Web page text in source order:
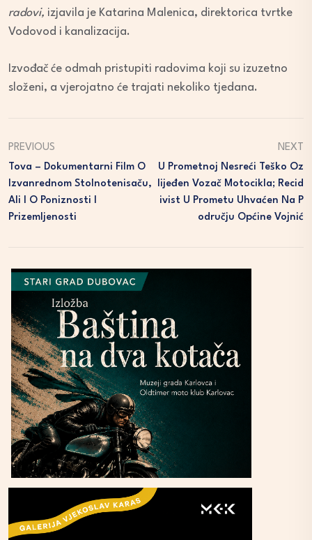
radovi, izjavila je Katarina Malenica, direktorica tvrtke
Vodovod i kanalizacija.
Izvođač će odmah pristupiti radovima koji su izuzetno
složeni, a vjerojatno će trajati nekoliko tjedana.
PREVIOUS
Tova – Dokumentarni Film O
Izvanrednom Stolnotenisaču,
Ali I O Poniznosti I
Prizemljenosti
NEXT
U Prometnoj Nesreći Teško Oz
Lijeđen Vozač Motocikla; Recid
Ivist U Prometu Uhvaćen Na P
Odručju Općine Vojnić